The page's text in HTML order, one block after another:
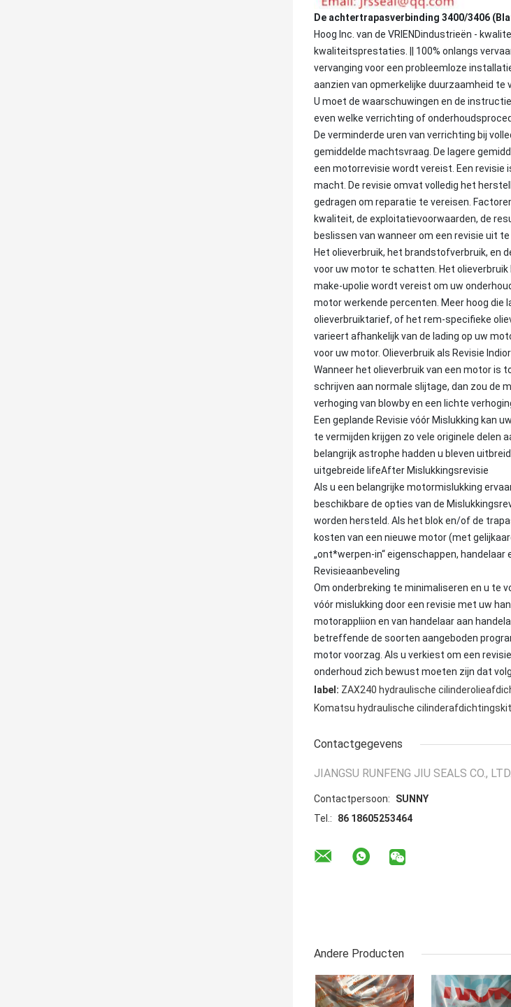
De achtertrapasverbinding 3400/3406
Hoog Inc. van de VRIENDindustrieën -
kwaliteitsprestaties. || 100% onlangs
vervanging voor een probleemloze
aanzien van opmerkelijke duurzaamheid te
U moet de waarschuwingen en de
even welke verrichting of
De verminderde uren van verrichting bij
gemiddelde machtsvraag. De lagere
een motorrevisie wordt vereist. Een revisie
macht. De revisie omvat volledig het
gedragen om reparatie te vereisen.
kwaliteit, de exploitatievoorwaarden, de
beslissen van wanneer om een revisie uit
Het olieverbruik, het brandstofverbruik, en
voor uw motor te schatten. Het
make-upolie wordt vereist om uw
motor werkende percenten. Meer hoog die
olieverbruiktarief, of het rem-specifieke
varieert afhankelijk van de lading op uw
voor uw motor. Olieverbruik als Revisie Indior
Wanneer het olieverbruik van een motor
schrijven aan normale slijtage, dan zou de
verhoging van blowby en een lichte
Een geplande Revisie vóór Mislukking kan
te vermijden krijgen zo vele originele delen
belangrijk astrophe hadden u bleven
uitgebreide lifeAfter Mislukkingsrevisie
Als u een belangrijke motormislukking
beschikbare de opties van de
worden hersteld. Als het blok en/of de
kosten van een nieuwe motor (met
„ont*werpen-in“ eigenschappen,
Revisieaanbeveling
Om onderbreking te minimaliseren en u te
vóór mislukking door een revisie met uw
motorappliion en van handelaar aan
betreffende de soorten aangeboden
motor voorzag. Als u verkiest om een
onderhoud zich bewust moeten zijn dat
label: ZAX240 hydraulische
Komatsu hydraulische
Contactgegevens
JIANGSU RUNFENG JIU SEALS CO., LTD.
Contactpersoon:
SUNNY
Tel.:
86 18605253464
Andere Producten